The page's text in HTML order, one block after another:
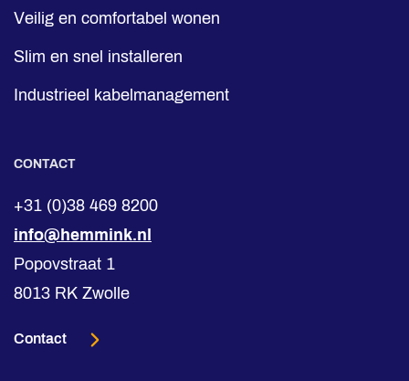
Veilig en comfortabel wonen
Slim en snel installeren
Industrieel kabelmanagement
CONTACT
+31 (0)38 469 8200
info@hemmink.nl
Popovstraat 1
8013 RK Zwolle
Contact